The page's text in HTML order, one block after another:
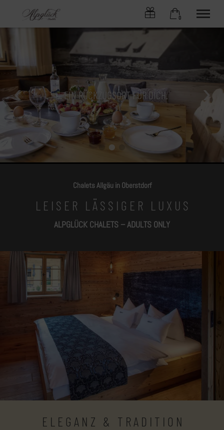
Beliebige Personenzahl
CHALETs
ONLINE-BUCHEN
SERVICE
ALPLIEBE
KONTAKT
0
Warenkorb ist leer
JEDES CHALET EIN KOSMOS
FÜR SICH ...
... EIN RÜCKZUGSORT FÜR DICH.
... DEINE AUSZEIT
Chalets Allgäu in Oberstdorf
L E I S E R L Ä S S I G E R L U X U S
ALPGLÜCK CHALETS – ADULTS ONLY
E L E G A N Z & T R A D I T I O N